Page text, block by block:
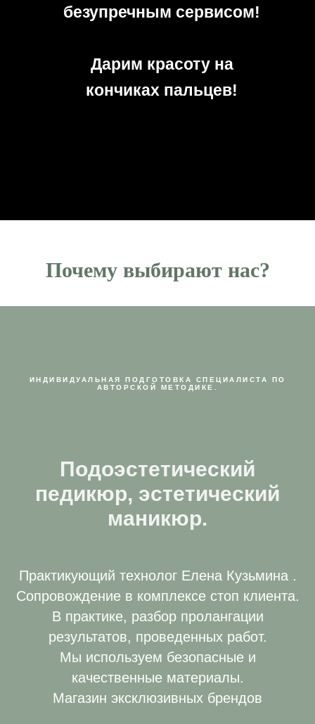
безупречным сервисом!
Дарим красоту на
кончиках пальцев!
П очему выбирают нас?
ИНДИВИДУАЛЬНАЯ ПОДГОТОВКА СПЕЦИАЛИСТА ПО
АВТОРСКОЙ МЕТОДИКЕ.
Подоэстетический
педикюр, эстетический
маникюр.
Практикующий технолог Елена Кузьмина .
Сопровождение в комплексе стоп клиента.
В практике, разбор пролангации
результатов, проведенных работ.
Мы используем безопасные и
качественные материалы.
Магазин эксклюзивных брендов